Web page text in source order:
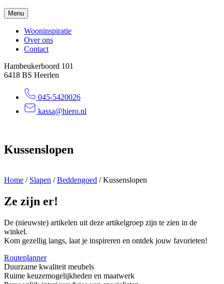
Menu
Wooninspiratie
Over ons
Contact
Hambeukerboord 101
6418 BS Heerlen
045-5420026
kassa@hiero.nl
Kussenslopen
Home / Slapen /Beddengoed /Kussenslopen
Ze zijn er!
De (nieuwste) artikelen uit deze artikelgroep zijn te zien in de
winkel.
Kom gezellig langs, laat je inspireren en ontdek jouw favorieten!
Routeplanner
Duurzame kwaliteit meubels
Ruime keuzemogelijkheden en maatwerk